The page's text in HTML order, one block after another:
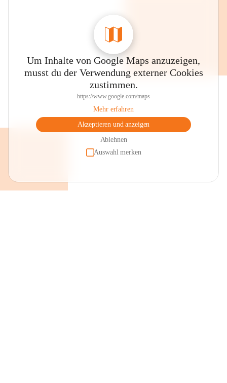
Um Inhalte von Google Maps anzuzeigen,
musst du der Verwendung externer Cookies
zustimmen.
https://www.google.com/maps
Mehr erfahren
Akzeptieren und anzeigen
Ablehnen
Auswahl merken